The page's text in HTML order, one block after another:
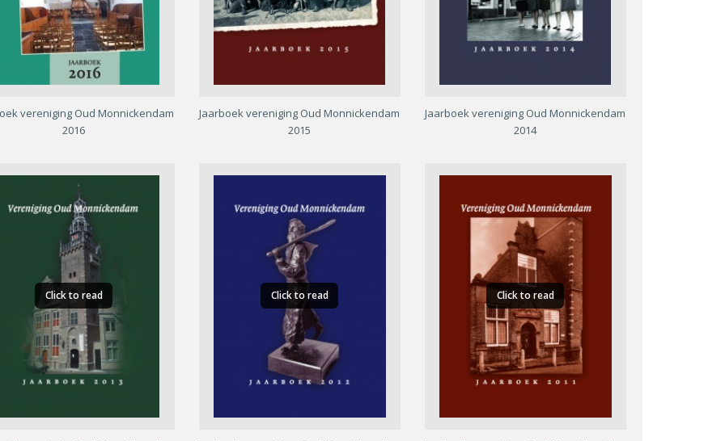
vereniging Oud Monnickendam
2016
Jaarboek vereniging Oud Monnickendam
2015
Jaarboek vereniging Oud Monnickendam
2014
Click to read Click to read Click to read